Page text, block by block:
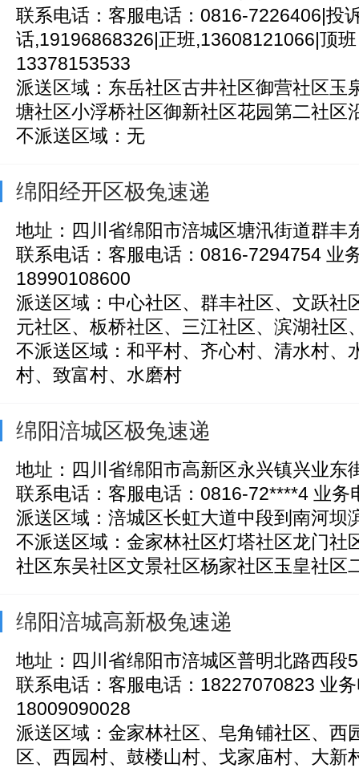
联系电话：客服电话：0816-7226406|投
话,19196868326|正班,13608121066|顶
13378153533
派送区域：东岳社区古井社区御营社区玉
塘社区小浮桥社区御新社区花园第二社区
不派送区域：无
绵阳经开区极兔速递
地址：四川省绵阳市涪城区塘汛街道群丰
联系电话：客服电话：0816-7294754 业
18990108600
派送区域：中心社区、群丰社区、文跃社
元社区、板桥社区、三江社区、滨湖社区
不派送区域：和平村、齐心村、清水村、
村、致富村、水磨村
绵阳涪城区极兔速递
地址：四川省绵阳市高新区永兴镇兴业东
联系电话：客服电话：0816-72****4 业务
派送区域：涪城区长虹大道中段到南河坝
不派送区域：金家林社区灯塔社区龙门社
社区东吴社区文景社区杨家社区玉皇社区
绵阳涪城高新极兔速递
地址：四川省绵阳市涪城区普明北路西段
联系电话：客服电话：18227070823 业
18009090028
派送区域：金家林社区、皂角铺社区、西
区、西园村、鼓楼山村、戈家庙村、大新